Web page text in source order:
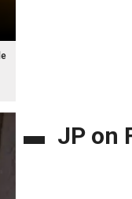
JP on